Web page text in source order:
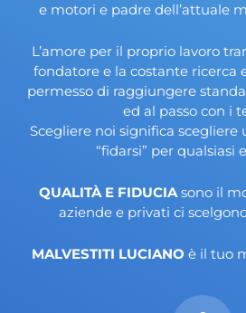
e motori e padre dell’attuale
L’amore per il proprio lavoro
fondatore e la costante ricerca
permesso di raggiungere
ed al passo con i
Scegliere noi significa scegliere
“fidarsi” per qualsiasi
QUALITÀ E FIDUCIAsono il
aziende e privati ci
MALVESTITI LUCIANO è il tuo